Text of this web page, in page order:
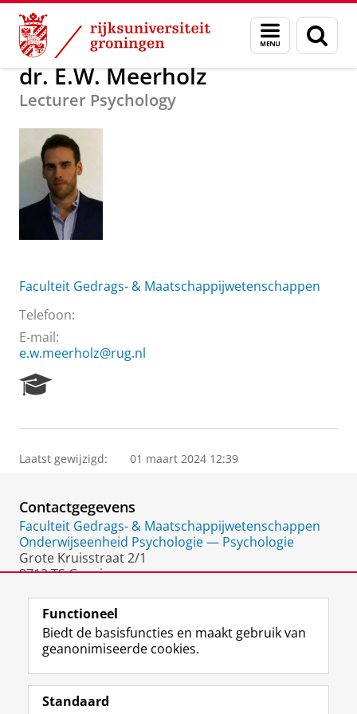
Skip
Content
Skip
Navigation
Menu
en
zoeken
Over ons dr. E.W. Meerholz
dr. E.W. Meerholz
Lecturer Psychology
Faculteit Gedrags- & Maatschappijwetenschappen
Telefoon:
E-mail:
e.w.meerholz@rug.nl
e
r
P
o
r
t
a
Laatst gewijzigd: 01 maart 2024 12:39
Contactgegevens
Faculteit Gedrags- & Maatschappijwetenschappen
Onderwijseenheid Psychologie — Psychologie
Grote Kruisstraat 2/1
9712 TS Groningen
Volg de RUG
F
a
L
i
R
S
I
n
Y
o
Functioneel
Biedt de basisfuncties en maakt gebruik van
geanonimiseerde cookies.
Standaard